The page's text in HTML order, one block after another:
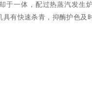
于一体，配过热蒸汽发生
有快速杀青，抑酶护色及